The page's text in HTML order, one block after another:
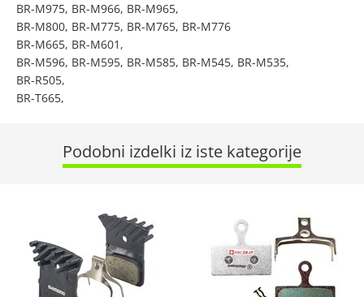
BR-M975, BR-M966, BR-M965,
BR-M800, BR-M775, BR-M765, BR-M776
BR-M665, BR-M601,
BR-M596, BR-M595, BR-M585, BR-M545, BR-M535,
BR-R505,
BR-T665,
Podobni izdelki iz iste kategorije